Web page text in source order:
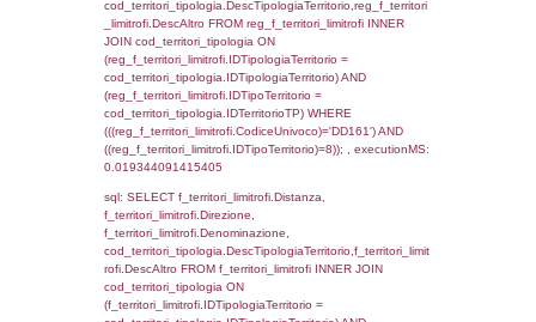
f_territori_limitrofi.Denominazione,
f_territori_limitrofi.DescAltro,
f_territori_limitrofi INNER JOIN
(f_territori_limitrofi.IDTipologiaTerritorio =
cod_territori_tipologia.IDTipologiaTerritorio)
cod_territori_tipologia.IDTerritorioTP)
(((f_territori_limitrofi.IDNotifica)=4858) AND
((f_territori_limitrofi.IDTipoTerritorio)=2)),
0.068266868591309